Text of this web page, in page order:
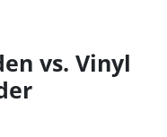
vs. Vinyl